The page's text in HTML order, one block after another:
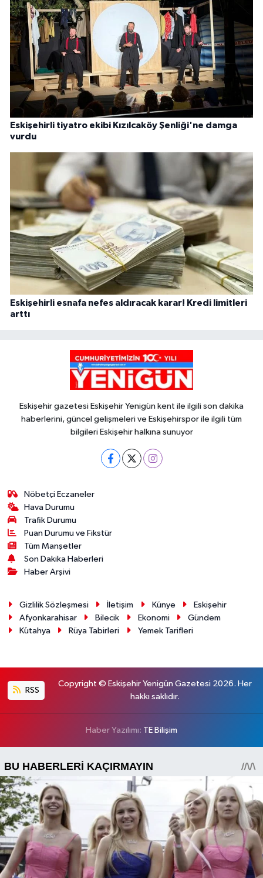
Eskişehirli tiyatro ekibi Kızılcaköy Şenliği'ne damga
vurdu
Eskişehirli esnafa nefes aldıracak karar! Kredi limitleri
arttı
Eskişehir gazetesi Eskişehir Yenigün kent ile ilgili son dakika
haberlerini, güncel gelişmeleri ve Eskişehirspor ile ilgili tüm
bilgileri Eskişehir halkına sunuyor
Nöbetçi Eczaneler
Hava Durumu
Trafik Durumu
Puan Durumu ve Fikstür
Tüm Manşetler
Son Dakika Haberleri
Haber Arşivi
Gizlilik Sözleşmesi İletişim Künye
Eskişehir
Afyonkarahisar
Bilecik Ekonomi
Gündem
Kütahya
Rüya Tabirleri Yemek Tarifleri
RSS
Copyright © Eskişehir Yenigün Gazetesi 2026. Her
hakkı saklıdır.
Haber Yazılımı: TE Bilişim